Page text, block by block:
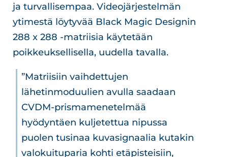
ja turvallisempaa. Videojärjestelmän
ytimestä löytyvää Black Magic Designin
288 x 288 -matriisia käytetään
poikkeuksellisella, uudella tavalla.
”Matriisiin vaihdettujen
lähetinmoduulien avulla saadaan
CVDM-prismamenetelmää
hyödyntäen kuljetettua nipussa
puolen tusinaa kuvasignaalia kutakin
valokuituparia kohti etäpisteisiin,